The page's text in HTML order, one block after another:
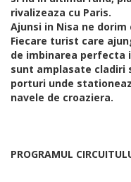
rivalizeaza cu Paris.
Ajunsi in Nisa ne
Fiecare turist care
de imbinarea perfecta
sunt amplasate cladiri
porturi unde
navele de croaziera.
PROGRAMUL